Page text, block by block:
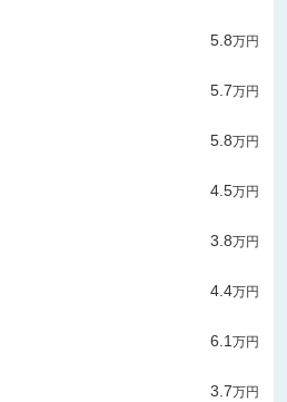
5.8万円
5.7万円
5.8万円
4.5万円
3.8万円
4.4万円
6.1 万円
3.7万円